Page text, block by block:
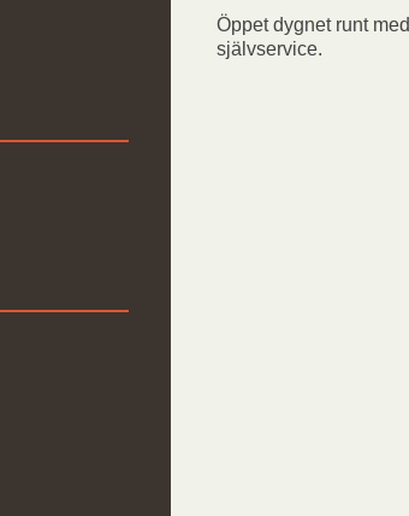
Öppet dygnet runt med
självservice.